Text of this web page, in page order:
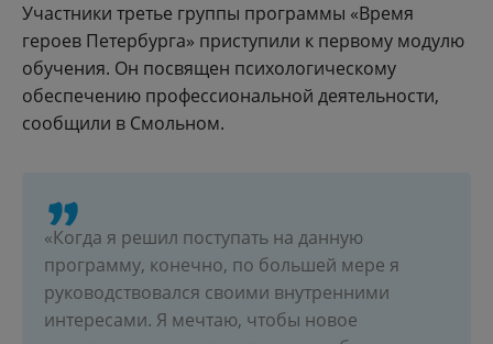
Участники третье группы программы «Время
героев Петербурга» приступили к первому модулю
обучения. Он посвящен психологическому
обеспечению профессиональной деятельности,
сообщили в Смольном.
«Когда я решил поступать на данную
программу, конечно, по большей мере я
руководствовался своими внутренними
интересами. Я мечтаю, чтобы новое